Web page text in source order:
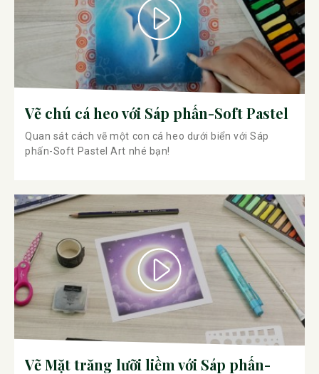
Vẽ chú cá heo với Sáp phấn-Soft Pastel
Quan sát cách vẽ một con cá heo dưới biển với Sáp
phấn-Soft Pastel Art nhé bạn!
Vẽ Mặt trăng lưỡi liềm với Sáp phấn-